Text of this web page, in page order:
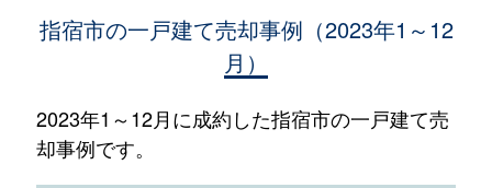
指宿市の一戸建て売却事例（2023年1～12
月）
2023年1～12月に成約した指宿市の一戸建て売
却事例です。